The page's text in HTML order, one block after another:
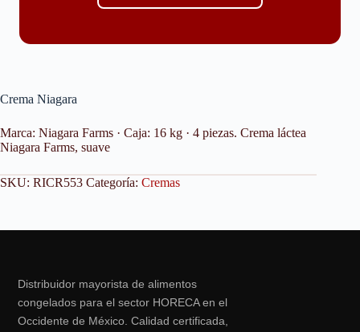
Crema Niagara
Marca: Niagara Farms · Caja: 16 kg · 4 piezas. Crema láctea
Niagara Farms, suave
SKU: RICR553 Categoría: Cremas
Distribuidor mayorista de alimentos
congelados para el sector HORECA en el
Occidente de México. Calidad certificada,